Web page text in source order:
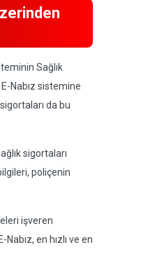
Sağlık
E-Nabız sistemine
da bu
sigortaları
poliçenin
işveren
en hızlı ve en